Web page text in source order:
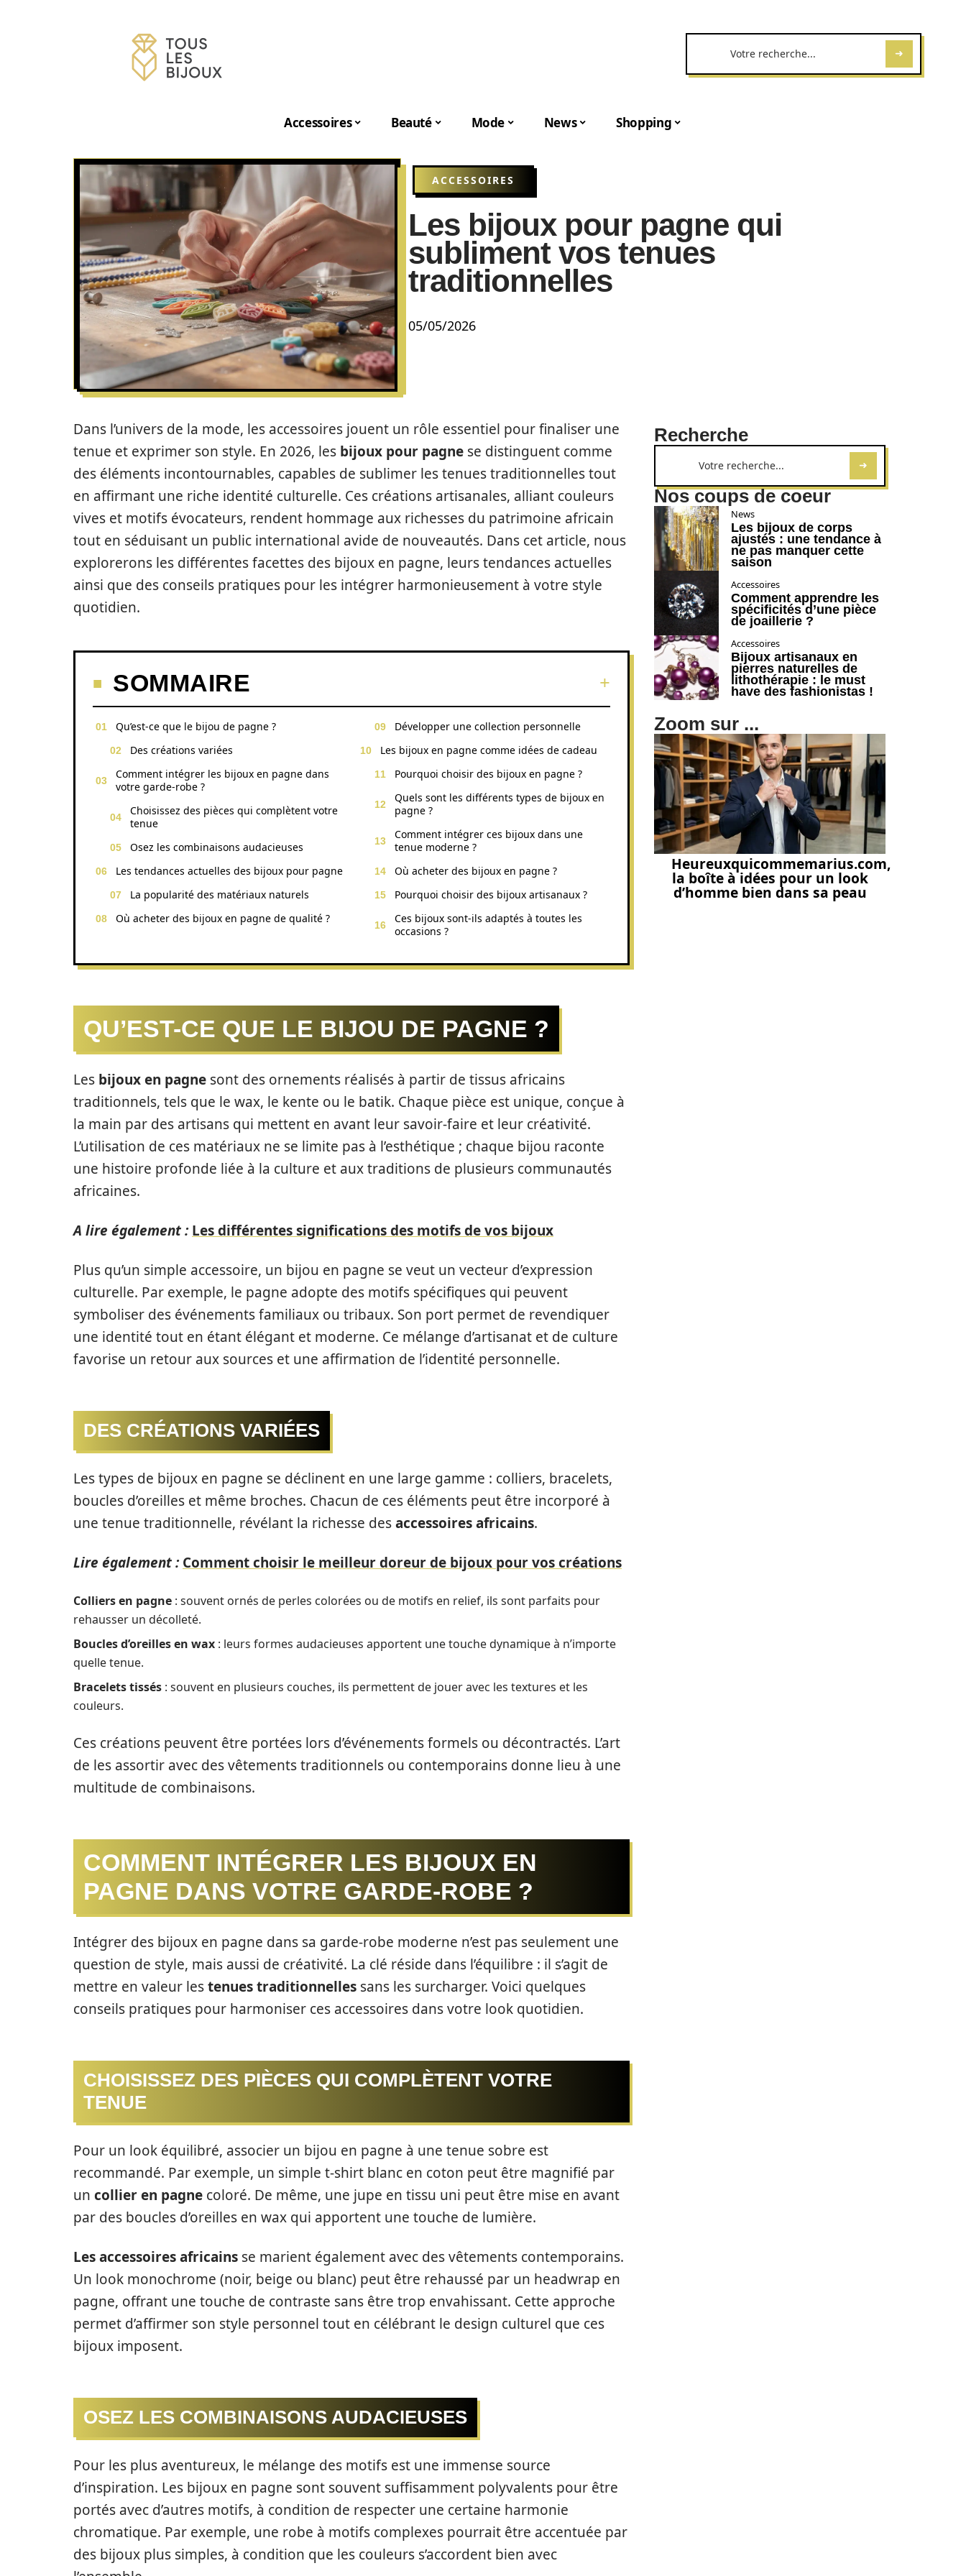
Accessoires Beauté Mode News Shopping
ACCESSOIRES
Les bijoux pour pagne qui
subliment vos tenues
traditionnelles
05/05/2026
Dans l’univers de la mode, les accessoires jouent un rôle essentiel pour finaliser une
tenue et exprimer son style. En 2026, les bijoux pour pagne se distinguent comme
des éléments incontournables, capables de sublimer les tenues traditionnelles tout
en affirmant une riche identité culturelle. Ces créations artisanales, alliant couleurs
vives et motifs évocateurs, rendent hommage aux richesses du patrimoine africain
tout en séduisant un public international avide de nouveautés. Dans cet article, nous
explorerons les différentes facettes des bijoux en pagne, leurs tendances actuelles
ainsi que des conseils pratiques pour les intégrer harmonieusement à votre style
quotidien.
SOMMAIRE
Qu’est-ce que le bijou de pagne ?
Des créations variées
Comment intégrer les bijoux en pagne dans
votre garde-robe ?
Choisissez des pièces qui complètent votre
tenue
Osez les combinaisons audacieuses
Les tendances actuelles des bijoux pour pagne
La popularité des matériaux naturels
Où acheter des bijoux en pagne de qualité ?
Développer une collection personnelle
Les bijoux en pagne comme idées de cadeau
Pourquoi choisir des bijoux en pagne ?
Quels sont les différents types de bijoux en
pagne ?
Comment intégrer ces bijoux dans une
tenue moderne ?
Où acheter des bijoux en pagne ?
Pourquoi choisir des bijoux artisanaux ?
Ces bijoux sont-ils adaptés à toutes les
occasions ?
QU’EST-CE QUE LE BIJOU DE PAGNE ?
Les bijoux en pagne sont des ornements réalisés à partir de tissus africains
traditionnels, tels que le wax, le kente ou le batik. Chaque pièce est unique, conçue à
la main par des artisans qui mettent en avant leur savoir-faire et leur créativité.
L’utilisation de ces matériaux ne se limite pas à l’esthétique ; chaque bijou raconte
une histoire profonde liée à la culture et aux traditions de plusieurs communautés
africaines.
A lire également : Les différentes significations des motifs de vos bijoux
Plus qu’un simple accessoire, un bijou en pagne se veut un vecteur d’expression
culturelle. Par exemple, le pagne adopte des motifs spécifiques qui peuvent
symboliser des événements familiaux ou tribaux. Son port permet de revendiquer
une identité tout en étant élégant et moderne. Ce mélange d’artisanat et de culture
favorise un retour aux sources et une affirmation de l’identité personnelle.
DES CRÉATIONS VARIÉES
Les types de bijoux en pagne se déclinent en une large gamme : colliers, bracelets,
boucles d’oreilles et même broches. Chacun de ces éléments peut être incorporé à
une tenue traditionnelle, révélant la richesse desaccessoires africains.
Lire également : Comment choisir le meilleur doreur de bijoux pour vos créations
Colliers en pagne : souvent ornés de perles colorées ou de motifs en relief, ils sont parfaits pour
rehausser un décolleté.
Boucles d’oreilles en wax : leurs formes audacieuses apportent une touche dynamique à n’importe
quelle tenue.
Bracelets tissés : souvent en plusieurs couches, ils permettent de jouer avec les textures et les
couleurs.
Ces créations peuvent être portées lors d’événements formels ou décontractés. L’art
de les assortir avec des vêtements traditionnels ou contemporains donne lieu à une
multitude de combinaisons.
COMMENT INTÉGRER LES BIJOUX EN
PAGNE DANS VOTRE GARDE-ROBE ?
Intégrer des bijoux en pagne dans sa garde-robe moderne n’est pas seulement une
question de style, mais aussi de créativité. La clé réside dans l’équilibre : il s’agit de
mettre en valeur lestenues traditionnelles sans les surcharger. Voici quelques
conseils pratiques pour harmoniser ces accessoires dans votre look quotidien.
CHOISISSEZ DES PIÈCES QUI COMPLÈTENT VOTRE
TENUE
Pour un look équilibré, associer un bijou en pagne à une tenue sobre est
recommandé. Par exemple, un simple t-shirt blanc en coton peut être magnifié par
un collier en pagne coloré. De même, une jupe en tissu uni peut être mise en avant
par des boucles d’oreilles en wax qui apportent une touche de lumière.
Les accessoires africains se marient également avec des vêtements contemporains.
Un look monochrome (noir, beige ou blanc) peut être rehaussé par un headwrap en
pagne, offrant une touche de contraste sans être trop envahissant. Cette approche
permet d’affirmer son style personnel tout en célébrant le design culturel que ces
bijoux imposent.
OSEZ LES COMBINAISONS AUDACIEUSES
Pour les plus aventureux, le mélange des motifs est une immense source
d’inspiration. Les bijoux en pagne sont souvent suffisamment polyvalents pour être
portés avec d’autres motifs, à condition de respecter une certaine harmonie
chromatique. Par exemple, une robe à motifs complexes pourrait être accentuée par
des bijoux plus simples, à condition que les couleurs s’accordent bien avec
Recherche
Nos coups de coeur
News
Les bijoux de corps
ajustés : une tendance à
ne pas manquer cette
saison
Accessoires
Comment apprendre les
spécificités d’une pièce
de joaillerie ?
Accessoires
Bijoux artisanaux en
pierres naturelles de
lithothérapie : le must
have des fashionistas !
Zoom sur ...
Heureuxquicommemarius.com,
la boîte à idées pour un look
d’homme bien dans sa peau